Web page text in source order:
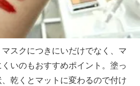
スクにつきにいだけでなく、マ
いのもおすすめポイント。塗っ
乾くとマットに変わるので付け